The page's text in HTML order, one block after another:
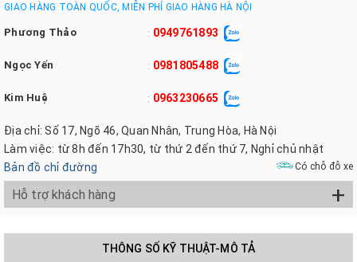
GIAO HÀNG TOÀN QUỐC, MIỄN PHÍ GIAO HÀNG HÀ NỘI
Phương Thảo : 0949761893
Ngọc Yến : 0981805488
Kim Huệ : 0963230665
Địa chỉ: Số 17, Ngõ 46, Quan Nhân, Trung Hòa, Hà Nội
Làm việc: từ 8h đến 17h30, từ thứ 2 đến thứ 7, Nghỉ chủ nhật
Bản đồ chỉ đường
Có chỗ đỗ xe
Hỗ trợ khách hàng +
THÔNG SỐ KỸ THUẬT-MÔ TẢ